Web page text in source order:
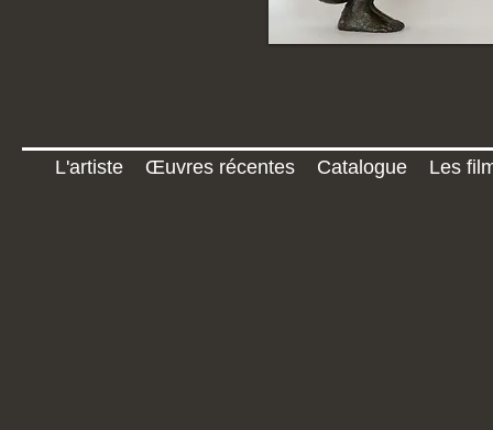
L'artiste Œuvres récentes Catalogue Les